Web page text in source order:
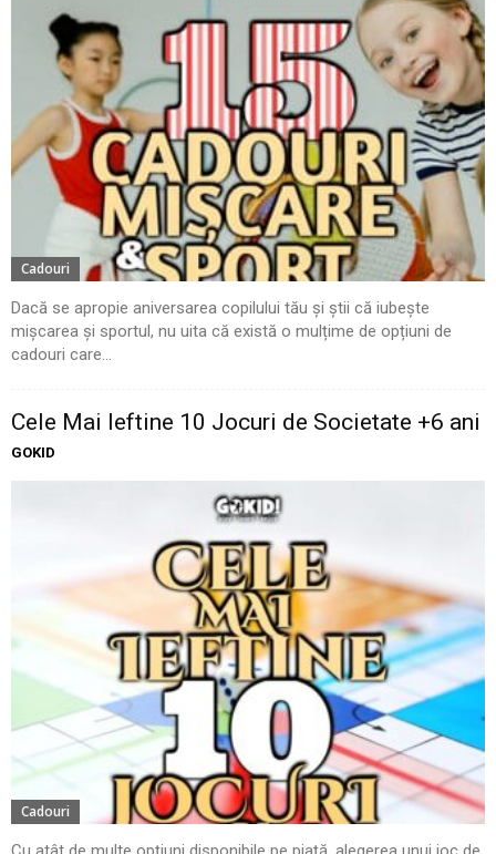
Cadouri
Dacă se apropie aniversarea copilului tău și știi că iubește
mișcarea și sportul, nu uita că există o mulțime de opțiuni de
cadouri care...
Cele Mai Ieftine 10 Jocuri de Societate +6 ani
GOKID
Cadouri